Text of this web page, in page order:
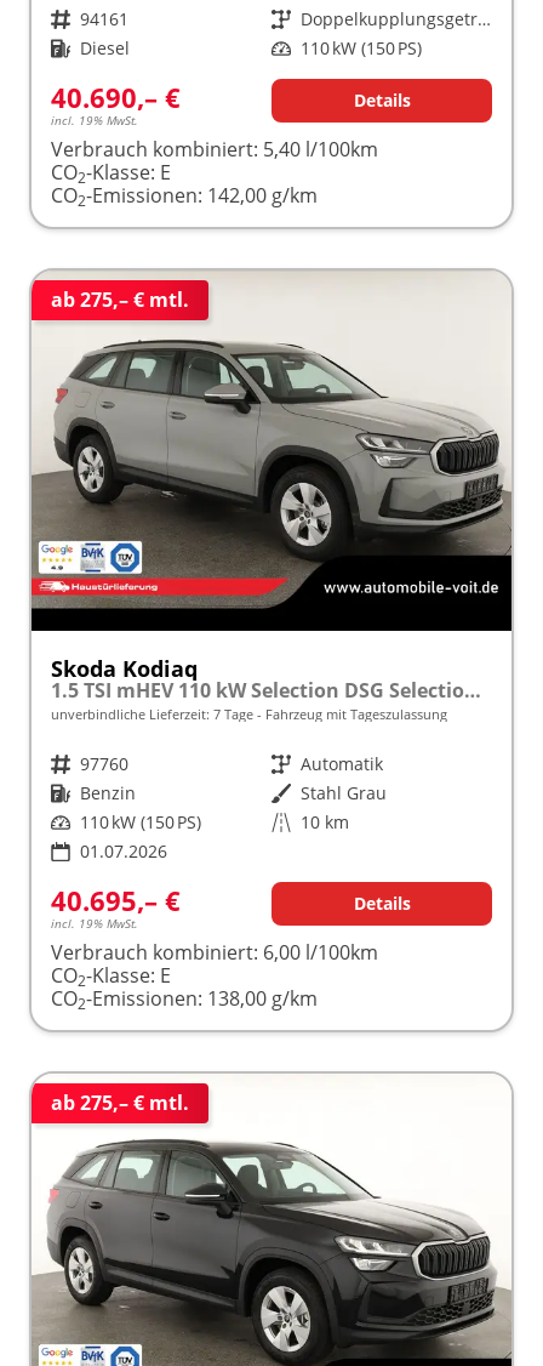
Fahrzeugnr. 94161 Getriebe
Doppelkupplungsgetriebe (DSG)
Kraftstoff Diesel Leistung 110 kW (150 PS)
40.690,– €
incl. 19% MwSt.
Details
Verbrauch kombiniert: 5,40 l/100km
CO2-Klasse: E
CO2-Emissionen: 142,00 g/km
ab 275,– € mtl.
Skoda Kodiaq
1.5 TSI mHEV 110 kW Selection DSG Selection, AHK, Navi, Side, Kamera, Winter, 4 J.- Garantie
unverbindliche Lieferzeit: 7 Tage Fahrzeug mit Tageszulassung
Fahrzeugnr. 97760 Getriebe Automatik
Kraftstoff Benzin Außenfarbe Stahl Grau
Leistung 110 kW (150 PS) Kilometerstand 10 km
01.07.2026
40.695,– €
incl. 19% MwSt.
Details
Verbrauch kombiniert: 6,00 l/100km
CO2-Klasse: E
CO2-Emissionen: 138,00 g/km
ab 275,– € mtl.